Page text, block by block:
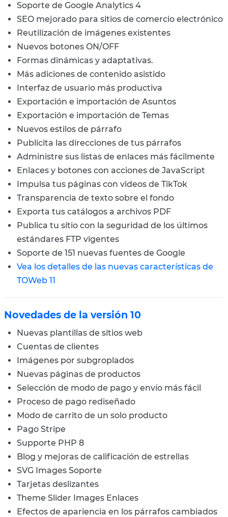
Soporte de Google Analytics 4
SEO mejorado para sitios de comercio electrónico
Reutilización de imágenes existentes
Nuevos botones ON/OFF
Formas dinámicas y adaptativas.
Más adiciones de contenido asistido
Interfaz de usuario más productiva
Exportación e importación de Asuntos
Exportación e importación de Temas
Nuevos estilos de párrafo
Publicita las direcciones de tus párrafos
Administre sus listas de enlaces más fácilmente
Enlaces y botones con acciones de JavaScript
Impulsa tus páginas con videos de TikTok
Transparencia de texto sobre el fondo
Exporta tus catálogos a archivos PDF
Publica tu sitio con la seguridad de los últimos
estándares FTP vigentes
Soporte de 151 nuevas fuentes de Google
Vea los detalles de las nuevas características de
TOWeb 11
Novedades de la versión 10
Nuevas plantillas de sitios web
Cuentas de clientes
Imágenes por subgroplados
Nuevas páginas de productos
Selección de modo de pago y envío más fácil
Proceso de pago rediseñado
Modo de carrito de un solo producto
Pago Stripe
Supporte PHP 8
Blog y mejoras de calificación de estrellas
SVG Images Soporte
Tarjetas deslizantes
Theme Slider Images Enlaces
Efectos de apariencia en los párrafos cambiados